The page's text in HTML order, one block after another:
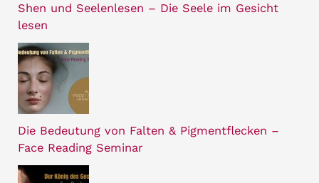
Shen und Seelenlesen – Die Seele im Gesicht
lesen
Die Bedeutung von Falten & Pigmentflecken –
Face Reading Seminar